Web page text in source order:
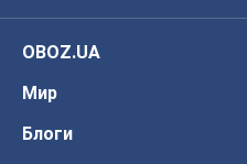
OBOZ.UA
Мир
Блоги